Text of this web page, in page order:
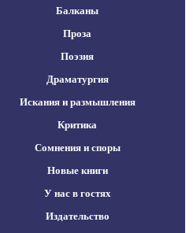
Балканы
Проза
Поэзия
Драматургия
Искания и размышления
Критика
Сомнения и споры
Новые книги
У нас в гостях
Издательство